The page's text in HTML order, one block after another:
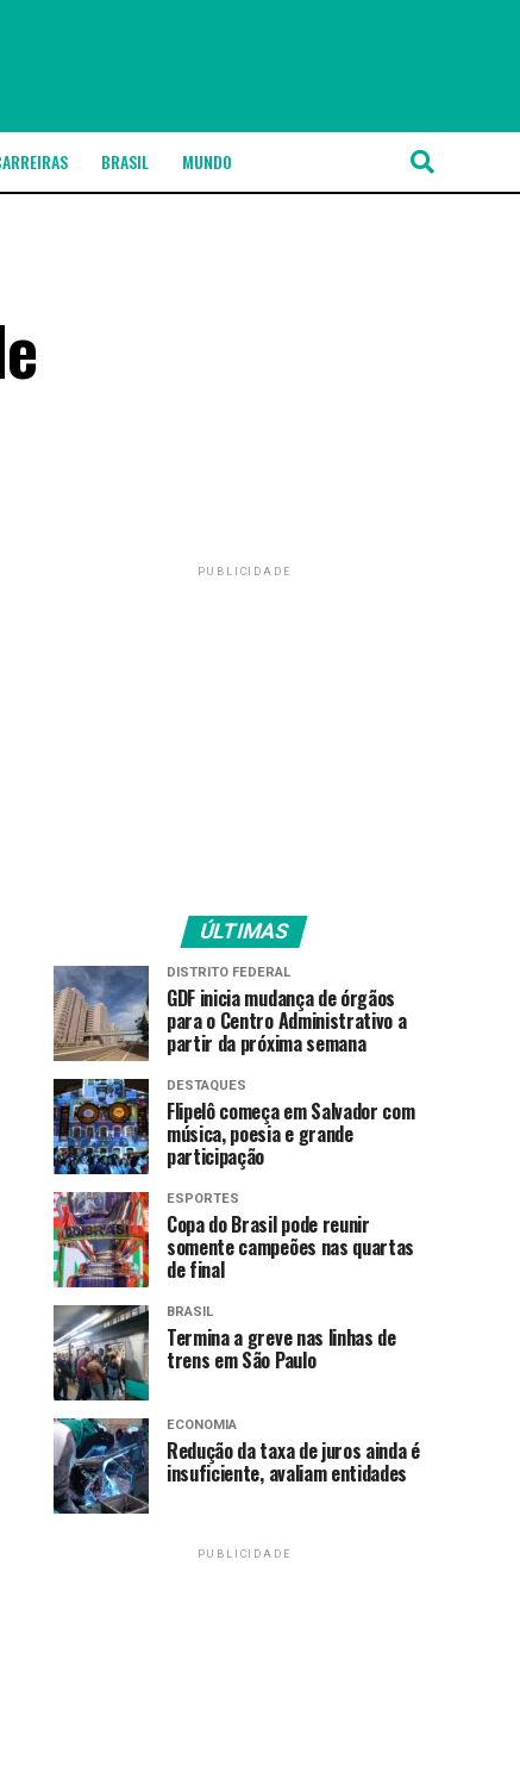
BRASIL MUNDO
PUBLICIDADE
ÚLTIMAS
DISTRITO FEDERAL
GDF inicia mudança de órgãos
para o Centro Administrativo a
partir da próxima semana
DESTAQUES
Flipelô começa em Salvador com
música, poesia e grande
participação
ESPORTES
Copa do Brasil pode reunir
somente campeões nas quartas
de final
BRASIL
Termina a greve nas linhas de
trens em São Paulo
ECONOMIA
Redução da taxa de juros ainda é
insuficiente, avaliam entidades
PUBLICIDADE